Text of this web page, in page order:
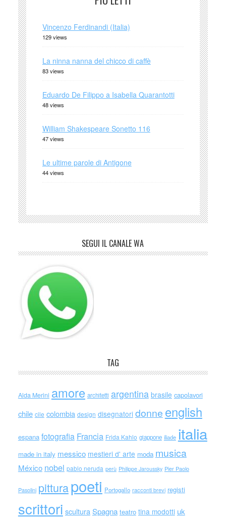
Vincenzo Ferdinandi (Italia)
129 views
La ninna nanna del chicco di caffè
83 views
Eduardo De Filippo a Isabella Quarantotti
48 views
William Shakespeare Sonetto 116
47 views
Le ultime parole di Antigone
44 views
SEGUI IL CANALE WA
TAG
Alda Merini amore architetti argentina brasile capolavori
chile cile colombia design disegnatori donne english
espana fotografia Francia Frida Kahlo giappone iliade italia
made in italy messico mestieri d' arte moda musica
México nobel pablo neruda perù Philippe Jaroussky Pier Paolo
Pasolini pitturapoeti Portogallo racconti brevi registi
scrittori scultura Spagna teatro tina modotti uk